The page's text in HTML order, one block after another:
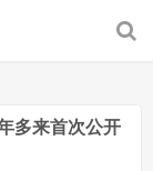
多来首次公开